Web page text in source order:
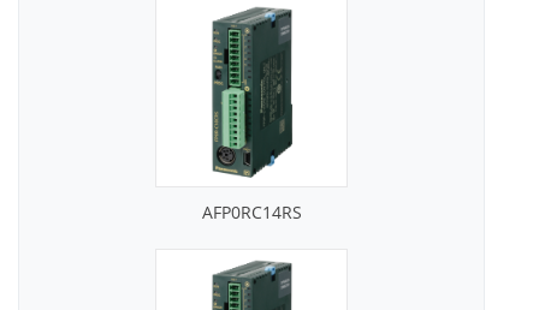
AFP0RC14RS